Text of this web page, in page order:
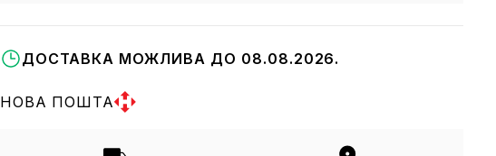
ДОСТАВКА МОЖЛИВА ДО 08.08.2026.
НОВА ПОШТА